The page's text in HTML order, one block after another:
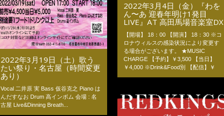
2022年3月19日（土）歌う
たい祭り・名古屋（時間変更
あり）
Vocal 二井原 実 Bass 仮谷克之 Piano は
んだすなお Drum 高インボム 会場 : 名
古屋 Live&Dinning Breath...
2022年3月4日（金）『わを
ん〜あ 迎春年明け1発目
LIVE』AT 高田馬場音楽室DX
【開場】 18：00 【開演】 18：30 ※コ
ロナウィルスの感染状況により変更す
る場合がございます。 ★MUSIC
CHARGE 【予約】￥3,500 【当日】
￥4,000 ※Drink&Food別 【配信】￥